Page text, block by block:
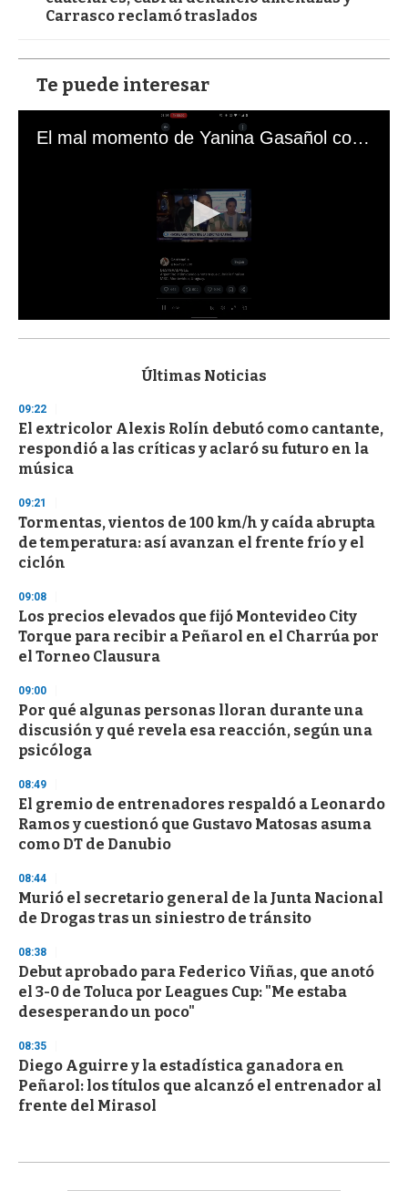
Carrasco reclamó traslados
Te puede interesar
El mal momento de Yanina Gasañol con un hincha argentino en "Subrayado"
s
d
s
o
f
3
s
e
c
o
n
Últimas Noticias
09:22
El extricolor Alexis Rolín debutó como cantante,
respondió a las críticas y aclaró su futuro en la
música
09:21
Tormentas, vientos de 100 km/h y caída abrupta
de temperatura: así avanzan el frente frío y el
ciclón
09:08
Los precios elevados que fijó Montevideo City
Torque para recibir a Peñarol en el Charrúa por
el Torneo Clausura
09:00
Por qué algunas personas lloran durante una
discusión y qué revela esa reacción, según una
psicóloga
08:49
El gremio de entrenadores respaldó a Leonardo
Ramos y cuestionó que Gustavo Matosas asuma
como DT de Danubio
08:44
Murió el secretario general de la Junta Nacional
de Drogas tras un siniestro de tránsito
08:38
Debut aprobado para Federico Viñas, que anotó
el 3-0 de Toluca por Leagues Cup: "Me estaba
desesperando un poco"
08:35
Diego Aguirre y la estadística ganadora en
Peñarol: los títulos que alcanzó el entrenador al
frente del Mirasol